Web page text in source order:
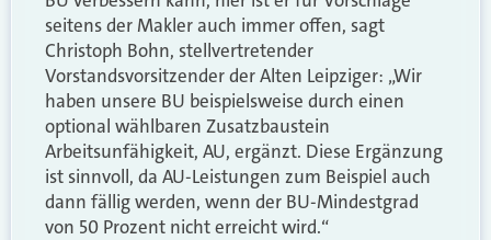
seitens der Makler auch immer offen, sagt
Christoph Bohn, stellvertretender
Vorstandsvorsitzender der Alten Leipziger: „Wir
haben unsere BU beispielsweise durch einen
optional wählbaren Zusatzbaustein
Arbeitsunfähigkeit, AU, ergänzt. Diese Ergänzung
ist sinnvoll, da AU-Leistungen zum Beispiel auch
dann fällig werden, wenn der BU-Mindestgrad
von 50 Prozent nicht erreicht wird.“